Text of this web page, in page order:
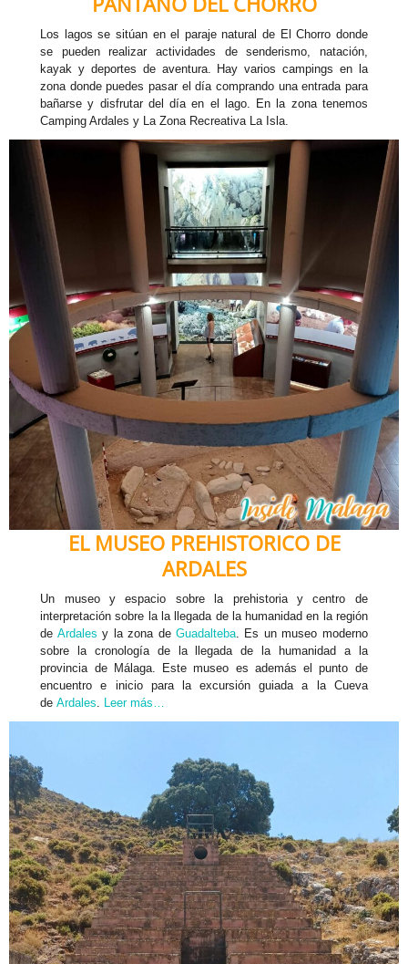
Los lagos se sitúan en el paraje natural de El Chorro donde
se pueden realizar actividades de senderismo, natación,
kayak y deportes de aventura. Hay varios campings en la
zona donde puedes pasar el día comprando una entrada para
bañarse y disfrutar del día en el lago. En la zona tenemos
Camping Ardales y La Zona Recreativa La Isla.
EL MUSEO PREHISTORICO DE
ARDALES
Un museo y espacio sobre la prehistoria y centro de
interpretación sobre la la llegada de la humanidad en la región
de Ardales y la zona de Guadalteba. Es un museo moderno
sobre la cronología de la llegada de la humanidad a la
provincia de Málaga. Este museo es además el punto de
encuentro e inicio para la excursión guiada a la Cueva
deArdales. Leer más…